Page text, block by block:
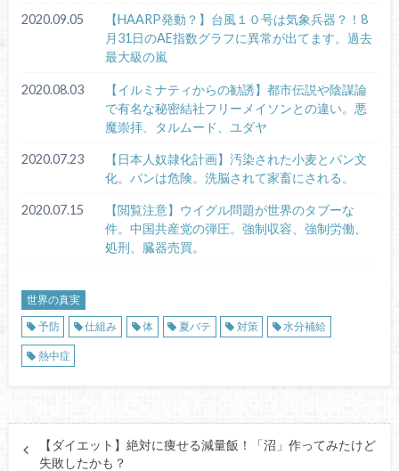
2020.09.05
【HAARP発動？】台風１０号は気象兵器？！8
月31日のAE指数グラフに異常が出てます。過去
最大級の嵐
2020.08.03
【イルミナティからの勧誘】都市伝説や陰謀論
で有名な秘密結社フリーメイソンとの違い。悪
魔崇拝、タルムード、ユダヤ
2020.07.23
【日本人奴隷化計画】汚染された小麦とパン文
化。パンは危険。洗脳されて家畜にされる。
2020.07.15
【閲覧注意】ウイグル問題が世界のタブーな
件。中国共産党の弾圧。強制収容、強制労働、
処刑、臓器売買。
世界の真実
予防
仕組み 体 夏バテ 対策 水分補給
熱中症
【ダイエット】絶対に痩せる減量飯！「沼」作ってみたけど
失敗したかも？